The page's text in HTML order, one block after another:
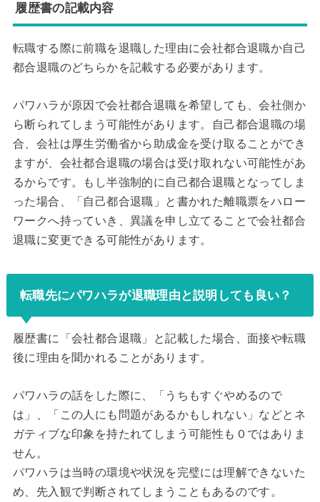
履歴書の記載内容
転職する際に前職を退職した理由に会社都合退職か自己
都合退職のどちらかを記載する必要があります。
パワハラが原因で会社都合退職を希望しても、会社側か
ら断られてしまう可能性があります。自己都合退職の場
合、会社は厚生労働省から助成金を受け取ることができ
ますが、会社都合退職の場合は受け取れない可能性があ
るからです。もし半強制的に自己都合退職となってしま
った場合、「自己都合退職」と書かれた離職票をハロー
ワークへ持っていき、異議を申し立てることで会社都合
退職に変更できる可能性があります。
転職先にパワハラが退職理由と説明しても良い？
履歴書に「会社都合退職」と記載した場合、面接や転職
後に理由を聞かれることがあります。
パワハラの話をした際に、「うちもすぐやめるので
は」、「この人にも問題があるかもしれない」などとネ
ガティブな印象を持たれてしまう可能性も０ではありま
せん。
パワハラは当時の環境や状況を完璧には理解できないた
め、先入観で判断されてしまうこともあるのです。